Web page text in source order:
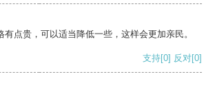
有点贵，可以适当降低一些，这样会更加亲民。
支持[0] 反对[0]